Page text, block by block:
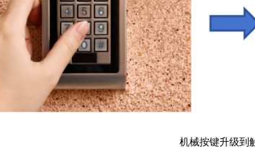
机械按键升级到